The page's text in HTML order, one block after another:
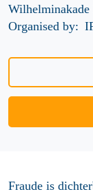
Wilhelminakade
Organised by:
Fraude is